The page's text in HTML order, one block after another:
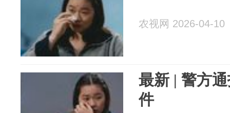
农视网 2026-04-10
最新 | 警方
件